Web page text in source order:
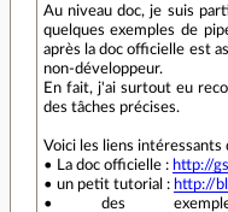
Au niveau doc, je suis
quelques exemples de
après la doc officielle est
non-développeur.
En fait, j'ai surtout eu
des tâches précises.
Voici les liens intéressants
• La doc officielle : http://
• un petit tutorial : http://
• des